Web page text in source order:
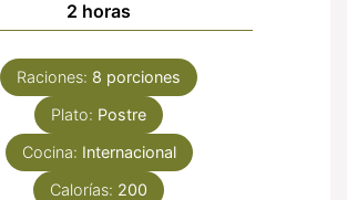
2 horas
horas
Raciones: 8 porciones
Plato: Postre
Cocina: Internacional
Calorías: 200